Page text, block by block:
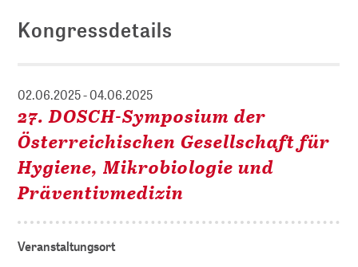
Kongressdetails
02.06.2025 - 04.06.2025
27. DOSCH-Symposium der
Österreichischen Gesellschaft für
Hygiene, Mikrobiologie und
Präventivmedizin
Veranstaltungsort